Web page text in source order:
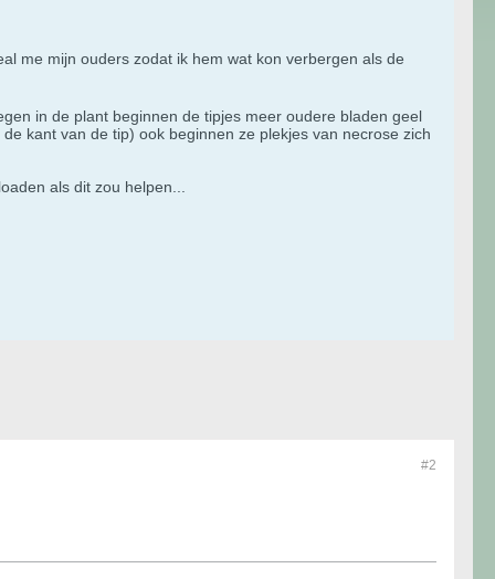
me mijn ouders zodat ik hem wat kon verbergen als de
in de plant beginnen de tipjes meer oudere bladen geel
kant van de tip) ook beginnen ze plekjes van necrose zich
als dit zou helpen...
#2